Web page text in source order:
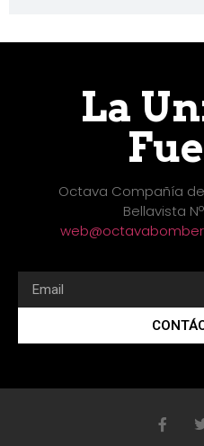
La
Octava Compañía
Bellavista